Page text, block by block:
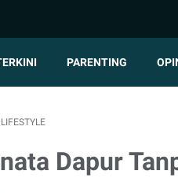
PARENTING
LIFESTYLE
Dapur